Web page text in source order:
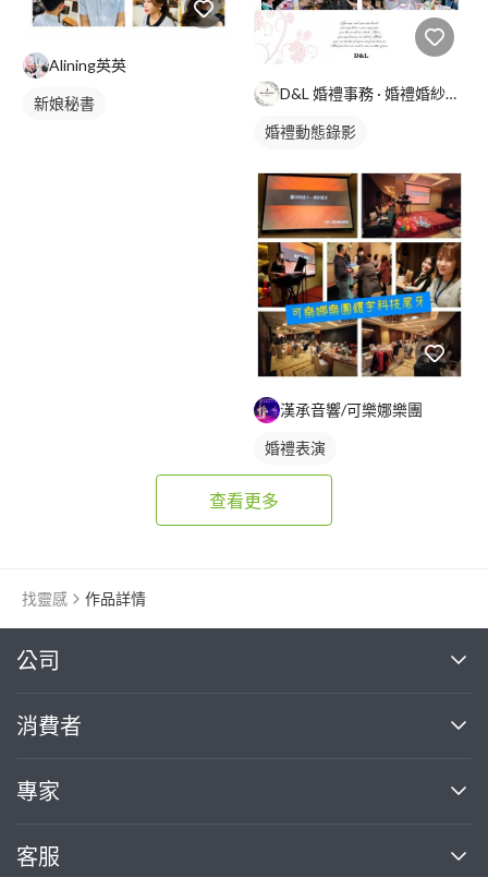
Alining英英
新娘秘書
D&L 婚禮事務 · 婚禮婚紗攝影
婚禮動態錄影
漢承音響/可樂娜樂團
婚禮表演
查看更多
找靈感 作品詳情
公司
關於我們
部落格
加入我們
消費者
買服務
熱門服務
專家
案件中心
客服
繼續完成